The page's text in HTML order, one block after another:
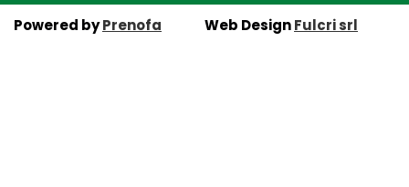
Powered byPrenofa Web DesignFulcri srl